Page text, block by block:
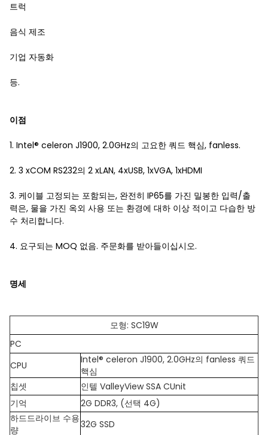
트럭
음식 제조
기업 자동화
등.
이점
1. Intel® celeron J1900, 2.0GHz의 고요한 쿼드 핵심, fanless.
2. 3 xCOM RS232의 2 xLAN, 4xUSB, 1xVGA, 1xHDMI
3. 케이블 고정되는 포함되는, 완전히 IP65를 가진 밀봉한 입력/출
력은, 물을 가진 옥외 사용 또는 환경에 대하 이상 적이고 다습한 방
수 처리합니다.
4. 요구되는 MOQ 없음. 주문화를 받아들이십시오.
명세
모형: SC19W
PC
CPU
Intel® celeron J1900, 2.0GHz의 fanless 쿼드
핵심
칩셋
인텔 ValleyView SSA CUnit
기억
2G DDR3, (선택 4G)
하드드라이브 수용
량
32G SSD